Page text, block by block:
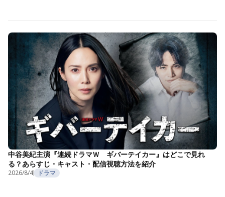
中谷美紀主演『連続ドラマＷ ギバーテイカー』はどこで見れ
る？あらすじ・キャスト・配信視聴方法を紹介
2026/8/4 ドラマ